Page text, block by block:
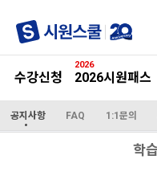
수강신청 2026시원패스
2026
공지사항 FAQ 1:1문의
학